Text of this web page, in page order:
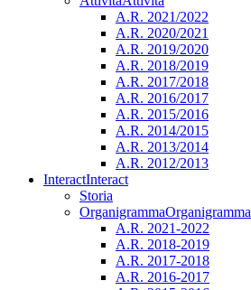
A.R. 2021/2022
A.R. 2020/2021
A.R. 2019/2020
A.R. 2018/2019
A.R. 2017/2018
A.R. 2016/2017
A.R. 2015/2016
A.R. 2014/2015
A.R. 2013/2014
A.R. 2012/2013
InteractInteract
Storia
OrganigrammaOrganigramma
A.R. 2021-2022
A.R. 2018-2019
A.R. 2017-2018
A.R. 2016-2017